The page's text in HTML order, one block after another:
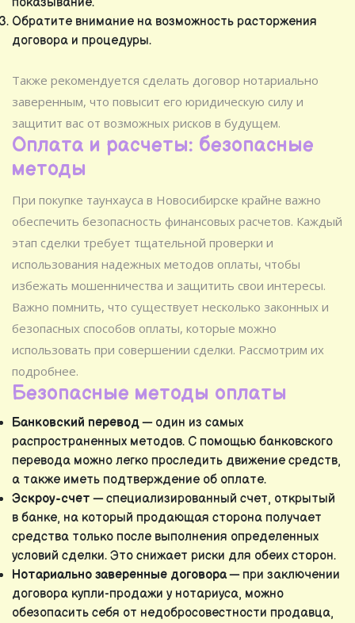
Обратите внимание на возможность расторжения
договора и процедуры.
Также рекомендуется сделать договор нотариально
заверенным, что повысит его юридическую силу и
защитит вас от возможных рисков в будущем.
Оплата и расчеты: безопасные
методы
При покупке таунхауса в Новосибирске крайне важно
обеспечить безопасность финансовых расчетов. Каждый
этап сделки требует тщательной проверки и
использования надежных методов оплаты, чтобы
избежать мошенничества и защитить свои интересы.
Важно помнить, что существует несколько законных и
безопасных способов оплаты, которые можно
использовать при совершении сделки. Рассмотрим их
подробнее.
Безопасные методы оплаты
Банковский перевод— один из самых
распространенных методов. С помощью банковского
перевода можно легко проследить движение средств,
а также иметь подтверждение об оплате.
Эскроу-счет — специализированный счет, открытый
в банке, на который продающая сторона получает
средства только после выполнения определенных
условий сделки. Это снижает риски для обеих сторон.
Нотариально заверенные договора— при заключении
договора купли-продажи у нотариуса, можно
обезопасить себя от недобросовестности продавца,